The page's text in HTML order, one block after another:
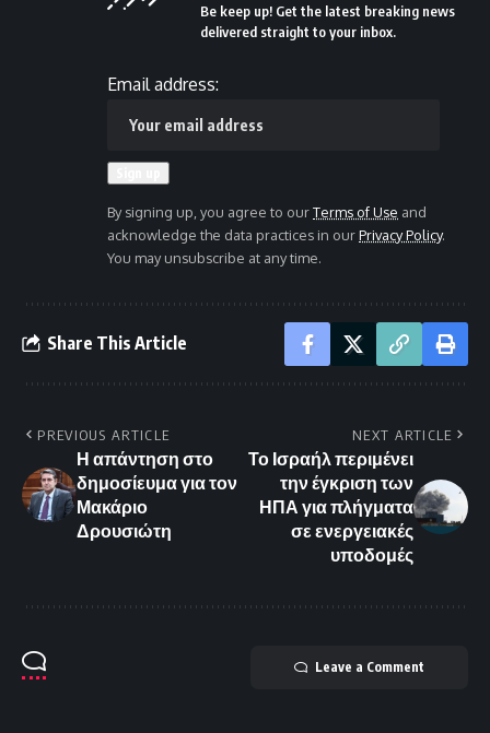
Be keep up! Get the latest breaking news
delivered straight to your inbox.
Email address:
By signing up, you agree to ourTerms of Use and
acknowledge the data practices in ourPrivacy Policy.
You may unsubscribe at any time.
Share This Article
PREVIOUS ARTICLE
Η απάντηση στο
δημοσίευμα για τον
Μακάριο
Δρουσιώτη
NEXT ARTICLE
Το Ισραήλ περιμένει
την έγκριση των
ΗΠΑ για πλήγματα
σε ενεργειακές
υποδομές
Leave a Comment